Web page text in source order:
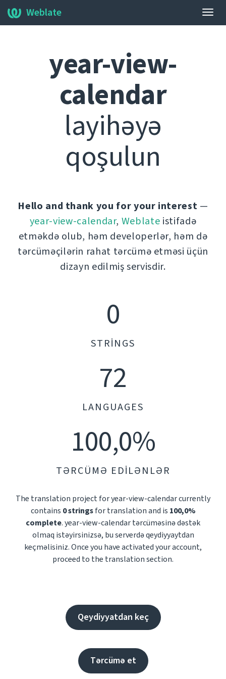
dəyiş
Weblate
year-view-
calendar
layihəyə
qoşulun
Hello and thank you for your interest —
year-view-calendar, Weblate istifadə
etməkdə olub, həm developerlər, həm də
tərcüməçilərin rahat tərcümə etməsi üçün
dizayn edilmiş servisdir.
0
STRINGS
72
LANGUAGES
100,0%
TƏRCÜMƏ EDILƏNLƏR
The translation project for year-view-calendar currently
contains 0 stringsfor translation and is 100,0%
complete. year-view-calendar tərcüməsinə dəstək
olmaq istəyirsinizsə, bu serverdə qeydiyyaytdan
keçməlisiniz. Once you have activated your account,
proceed to the translation section.
Qeydiyyatdan keç
Tərcümə et